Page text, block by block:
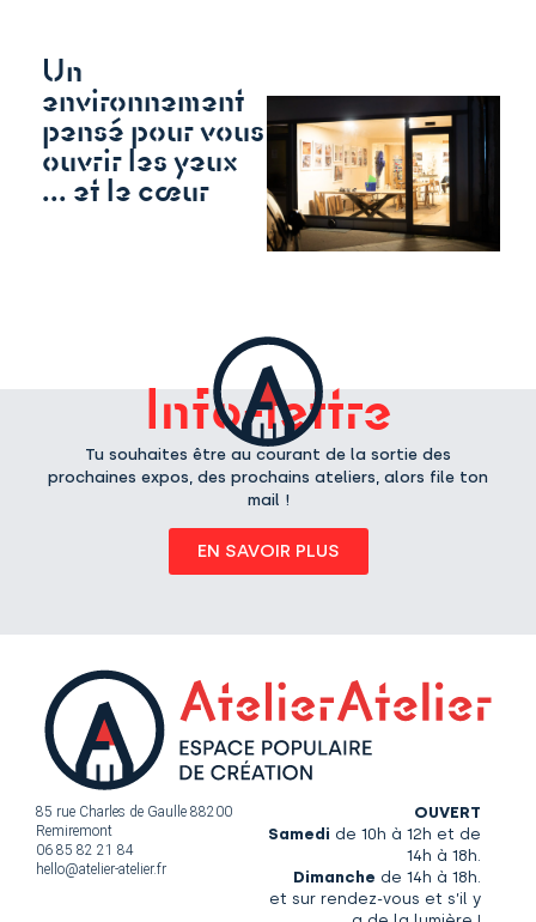
Un
environnement
pensé pour vous
ouvrir les yeux
... et le cœur
Info-lettre
Tu souhaites être au courant de la sortie des
prochaines expos, des prochains ateliers, alors file ton
mail !
EN SAVOIR PLUS
85 rue Charles de Gaulle 88200
Remiremont
06 85 82 21 84
hello@atelier-atelier.fr
OUVERT
Samedi de 10h à 12h et de
14h à 18h.
Dimanche de 14h à 18h.
et sur rendez-vous et s’il y